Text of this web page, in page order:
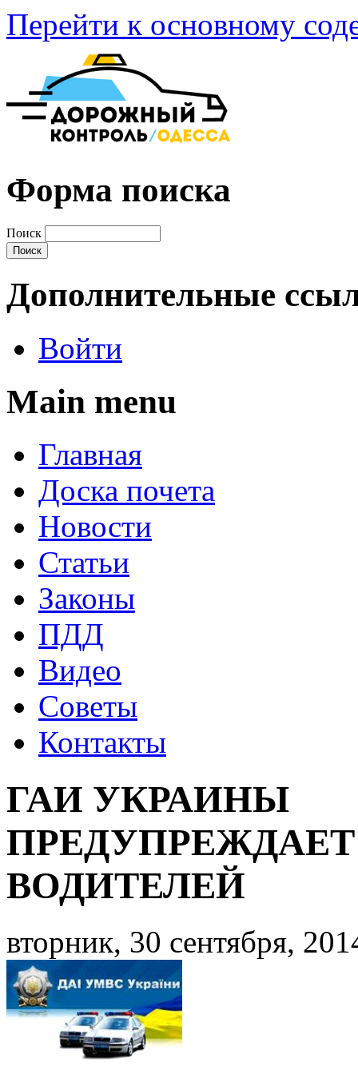
Перейти к основному
Форма поиска
Поиск
Дополнительные
Войти
Main menu
Главная
Доска почета
Новости
Статьи
Законы
ПДД
Видео
Советы
Контакты
ГАИ УКРАИНЫ
ПРЕДУПРЕЖДАЕТ
ВОДИТЕЛЕЙ
вторник, 30 сентября,